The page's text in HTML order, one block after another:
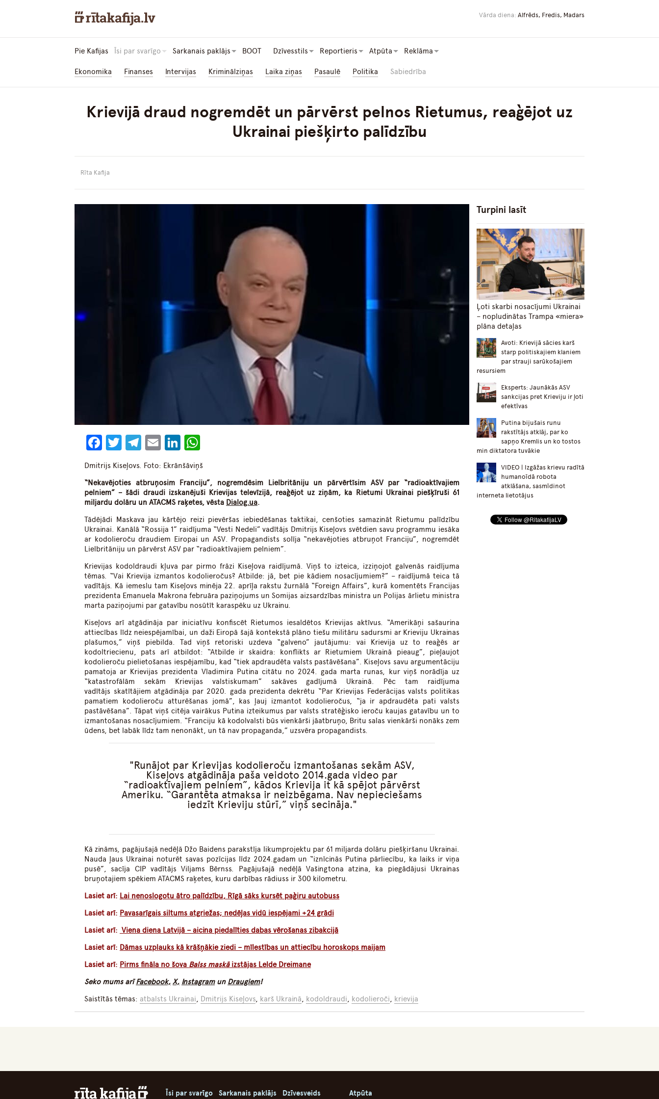
Vārda diena: Alfrēds, Fredis, Madars
Pie Kafijas Īsi par svarīgo Sarkanais paklājs BOOT Dzīvesstils Reportieris Atpūta Reklāma
Ekonomika Finanses Intervijas Kriminālziņas Laika ziņas Pasaulē Politika Sabiedrība
Krievijā draud nogremdēt un pārvērst pelnos Rietumus, reaģējot uz
Ukrainai piešķirto palīdzību
Rīta Kafija
Facebook
Twitter
Telegram
EmailLinkedIn
Dmitrijs Kiseļovs. Foto: Ekrānšāviņš
“Nekavējoties atbruņosimFranciju”, nogremdēsim Lielbritāniju un pārvērtīsimASV par “radioaktīvajiem
pelniem” – šādi draudi izskanējuši Krievijas televīzijā, reaģējot uz ziņām, ka Rietumi Ukrainai piešķīruši 61
miljardu dolāru un ATACMS raķetes, vēsta Dialog.ua.
Tādējādi Maskava jau kārtējo reizi pievēršas iebiedēšanas taktikai, cenšoties samazināt Rietumu palīdzību
Ukrainai. Kanālā “Rossija 1” raidījuma “Vesti Nedeli” vadītājs Dmitrijs Kiseļovs svētdien savu programmu iesāka
ar kodolieroču draudiem Eiropai un ASV. Propagandists solīja “nekavējoties atbruņot Franciju”, nogremdēt
Lielbritāniju un pārvērst ASV par “radioaktīvajiem pelniem”.
Krievijas kodoldraudi kļuva par pirmo frāzi Kiseļova raidījumā. Viņš to izteica, izziņojot galvenās raidījuma
tēmas. “Vai Krievija izmantos kodolieročus? Atbilde: jā, bet pie kādiem nosacījumiem?” – raidījumā teica tā
vadītājs. Kā iemeslu tam Kiseļovs minēja 22. aprīļa rakstu žurnālā “Foreign Affairs”, kurā komentēts Francijas
prezidenta Emanuela Makrona februāra paziņojums un Somijas aizsardzības ministra un Polijas ārlietu ministra
marta paziņojumi par gatavību nosūtīt karaspēku uz Ukrainu.
Kiseļovs arī atgādināja par iniciatīvu konfiscēt Rietumos iesaldētos Krievijas aktīvus. “Amerikāņi sašaurina
attiecības līdz neiespējamībai, un daži Eiropā šajā kontekstā plāno tiešu militāru sadursmi ar Krieviju Ukrainas
plašumos,” viņš piebilda. Tad viņš retoriski uzdeva “galveno” jautājumu: vai Krievija uz to reaģēs ar
kodoltriecienu, pats arī atbildot: “Atbilde ir skaidra: konflikts ar Rietumiem Ukrainā pieaug”, pieļaujot
kodolieroču pielietošanas iespējamību, kad “tiek apdraudēta valsts pastāvēšana”. Kiseļovs savu argumentāciju
pamatoja ar Krievijas prezidenta Vladimira Putina citātu no 2024. gada marta runas, kur viņš norādīja uz
“katastrofālām sekām Krievijas valstiskumam” sakāves gadījumā Ukrainā. Pēc tam raidījuma
vadītājs skatītājiem atgādināja par 2020. gada prezidenta dekrētu “Par Krievijas Federācijas valsts politikas
pamatiem kodolieroču atturēšanas jomā”, kas ļauj izmantot kodolieročus, “ja ir apdraudēta pati valsts
pastāvēšana”. Tāpat viņš citēja vairākus Putina izteikumus par valsts stratēģisko ieroču kaujas gatavību un to
izmantošanas nosacījumiem. “Franciju kā kodolvalsti būs vienkārši jāatbruņo, Britu salas vienkārši nonāks zem
ūdens, bet labāk līdz tam nenonākt, un tā nav propaganda,” uzsvēra propagandists.
Runājot par Krievijas kodolieroču izmantošanas sekām ASV,
Kiseļovs atgādināja paša veidoto 2014.gada video par
“radioaktīvajiem pelniem”, kādos Krievija it kā spējot pārvērst
Ameriku. “Garantēta atmaksa ir neizbēgama. Nav nepieciešams
iedzīt Krieviju stūrī,” viņš secināja.
Kā zināms, pagājušajā nedēļā Džo Baidens parakstīja likumprojektu par 61 miljarda dolāru piešķiršanu Ukrainai.
Nauda ļaus Ukrainai noturēt savas pozīcijas līdz 2024.gadam un “iznīcinās Putina pārliecību, ka laiks ir viņa
pusē”, sacīja CIP vadītājs Viljams Bērnss. Pagājušajā nedēļā Vašingtona atzina, ka piegādājusi Ukrainas
bruņotajiem spēkiem ATACMS raķetes, kuru darbības rādiuss ir 300 kilometru.
Lasiet arī: Lai nenoslogotu ātro palīdzību, Rīgā sāks kursēt paģiru autobuss
Lasiet arī: Pavasarīgais siltums atgriežas; nedēļas vidū iespējami +24 grādi
Lasiet arī: Viena diena Latvijā – aicina piedalīties dabas vērošanas zibakcijā
Lasiet arī: Dāmas uzplauks kā krāšņākie ziedi – mīlestības un attiecību horoskops maijam
Lasiet arī: Pirms fināla no šova Balss maskāizstājas Lelde Dreimane
Seko mums arīFacebook, X, Instagramun Draugiem!
Saistītās tēmas: atbalsts Ukrainai, Dmitrijs Kiseļovs, karš Ukrainā, kodoldraudi, kodolieroči, krievija
Turpini lasīt
Ļoti skarbi nosacījumi Ukrainai
– nopludinātas Trampa «miera»
plāna detaļas
Avoti: Krievijā sācies karš
starp politiskajiem klaniem
par strauji sarūkošajiem
resursiem
Eksperts: Jaunākās ASV
sankcijas pret Krieviju ir ļoti
efektīvas
Putina bijušais runu
rakstītājs atklāj, par ko
sapņo Kremlis un ko tostos
min diktatora tuvākie
VIDEO | Izgāžas krievu radītā
humanoīdā robota
atklāšana, sasmīdinot
interneta lietotājus
Īsi par svarīgo Sarkanais paklājs Dzīvesveids Atpūta